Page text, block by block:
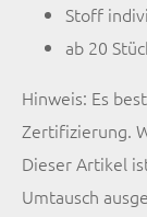
Stoff
ab 20
Hinweis: Es
Zertifizierung.
Dieser Artikel
Umtausch